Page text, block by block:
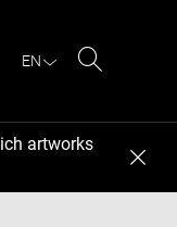
EN
artworks